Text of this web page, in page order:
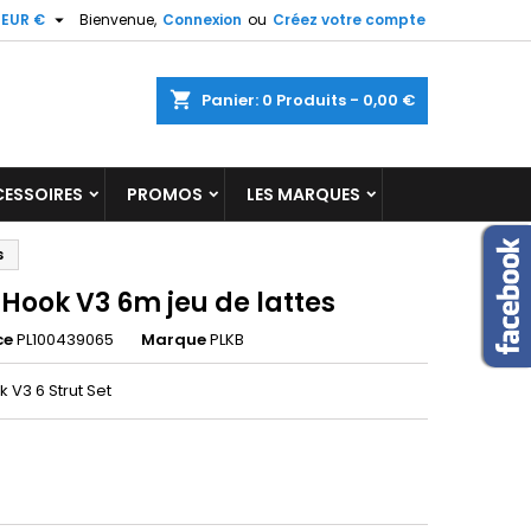
Bienvenue, Connexion ou Créez votre compte
EUR € 
shopping_cart Panier: 0 Produits - 0,00 €
PROMOS LES MARQUES
Hook V3 6m jeu de lattes
PL100439065 MarquePLKB
V3 6 Strut Set